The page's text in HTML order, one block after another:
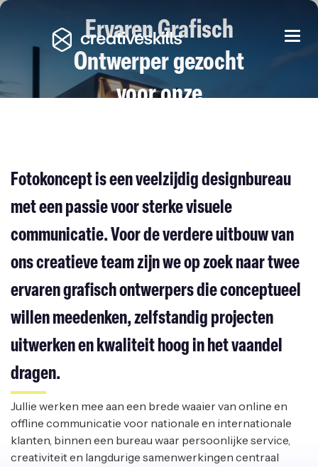
Ervaren Grafisch
Ontwerper gezocht
voor onze
Fotokoncept is een veelzijdig designbureau
met een passie voor sterke visuele
communicatie. Voor de verdere uitbouw van
ons creatieve team zijn we op zoek naar twee
ervaren grafisch ontwerpers die conceptueel
willen meedenken, zelfstandig projecten
uitwerken en kwaliteit hoog in het vaandel
dragen.
Jullie werken mee aan een brede waaier van online en
offline communicatie voor nationale en internationale
klanten, binnen een bureau waar persoonlijke service,
creativiteit en langdurige samenwerkingen centraal